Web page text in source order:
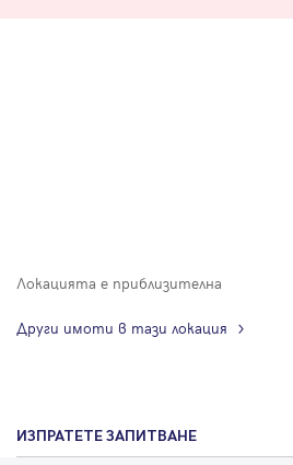
Локацията е приблизителна
Други имоти в тази локация
ИЗПРАТЕТЕ ЗАПИТВАНЕ